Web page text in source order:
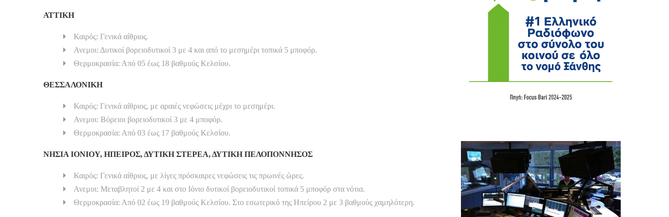
ΑΤΤΙΚΗ
Καιρός: Γενικά αίθριος.
Ανεμοι: Δυτικοί βορειοδυτικοί 3 με 4 και από το μεσημέρι τοπικά 5 μποφόρ.
Θερμοκρασία: Από 05 έως 18 βαθμούς Κελσίου.
ΘΕΣΣΑΛΟΝΙΚΗ
Καιρός: Γενικά αίθριος, με αραιές νεφώσεις μέχρι το μεσημέρι.
Ανεμοι: Βόρειοι βορειοδυτικοί 3 με 4 μποφόρ.
Θερμοκρασία: Από 03 έως 17 βαθμούς Κελσίου.
ΝΗΣΙΑ ΙΟΝΙΟΥ, ΗΠΕΙΡΟΣ, ΔΥΤΙΚΗ ΣΤΕΡΕΑ, ΔΥΤΙΚΗ ΠΕΛΟΠΟΝΝΗΣΟΣ
Καιρός: Γενικά αίθριος, με λίγες πρόσκαιρες νεφώσεις τις πρωινές ώρες.
Ανεμοι: Μεταβλητοί 2 με 4 και στο Ιόνιο δυτικοί βορειοδυτικοί τοπικά 5 μποφόρ στα νότια.
Θερμοκρασία: Από 02 έως 19 βαθμούς Κελσίου. Στο εσωτερικό της Ηπείρου 2 με 3 βαθμούς χαμηλότερη.